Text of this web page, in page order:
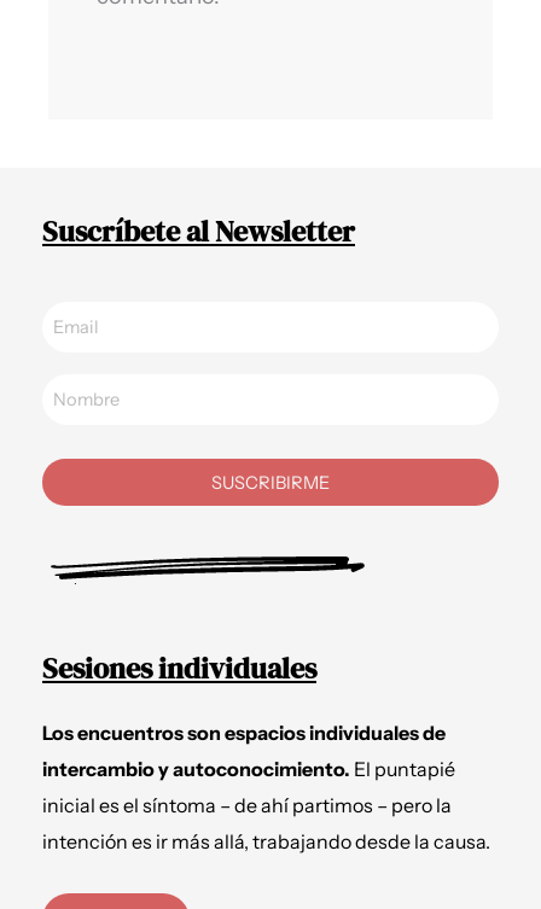
Suscríbete al Newsletter
SUSCRIBIRME
Sesiones individuales
Los encuentros son espacios individuales de
intercambio y autoconocimiento. El puntapié
inicial es el síntoma – de ahí partimos – pero la
intención es ir más allá, trabajando desde la causa.